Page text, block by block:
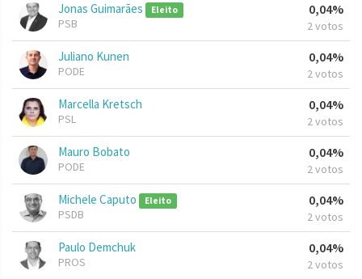
Jonas Guimarães Eleito
PSB
0,04%
2 votos
Juliano Kunen
PODE
0,04%
2 votos
Marcella Kretsch
PSL
0,04%
2 votos
Mauro Bobato
PODE
0,04%
2 votos
Michele Caputo Eleito
PSDB
0,04%
2 votos
Paulo Demchuk
PROS
0,04%
2 votos